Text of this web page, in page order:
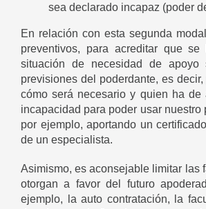
sea declarado incapaz (poder
En relación con esta segunda
preventivos, para acreditar que
situación de necesidad de
previsiones del poderdante, es
cómo será necesario y quien ha de
incapacidad para poder usar nuestro
por ejemplo, aportando un
de un especialista.
Asimismo, es aconsejable limitar las
otorgan a favor del futuro
ejemplo, la auto contratación, la